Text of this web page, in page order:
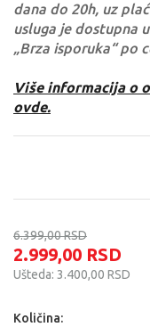
dana do 20h, uz
usluga je dostupna
„Brza isporuka“ po
Više informacija o
ovde.
6.399,00RSD
2.999,00 RSD
Ušteda: 3.400,00 RSD
Količina: